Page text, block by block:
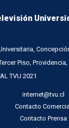
Piso,
TVU 2021
internet@tvu.cl
Contacto
Contacto Prensa